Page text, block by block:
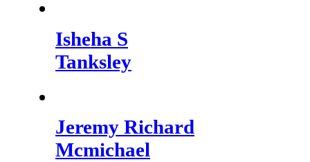
Isheha S
Tanksley
Jeremy Richard
Mcmichael